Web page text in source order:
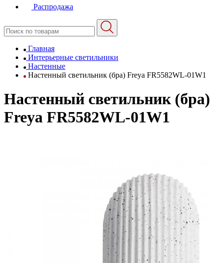
Распродажа
Главная
Интерьерные светильники
Настенные
Настенный светильник (бра) Freya FR5582WL-01W1
Настенный светильник (бра)
Freya FR5582WL-01W1